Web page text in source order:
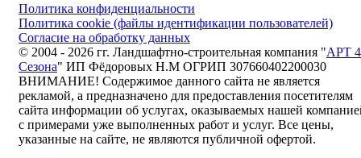
Политика конфиденциальности
Политика cookie (файлы идентификации пользователей)
Согласие на обработку данных
© 2004 - 2026 гг. Ландшафтно-строительная компания "АРТ 4
Сезона" ИП Фёдоровых Н.М ОГРИП 307660402200030
ВНИМАНИЕ! Содержимое данного сайта не является
рекламой, а предназначено для предоставления посетителям
сайта информации об услугах, оказываемых нашей
с примерами уже выполненных работ и услуг. Все цены,
указанные на сайте, не являются публичной офертой.